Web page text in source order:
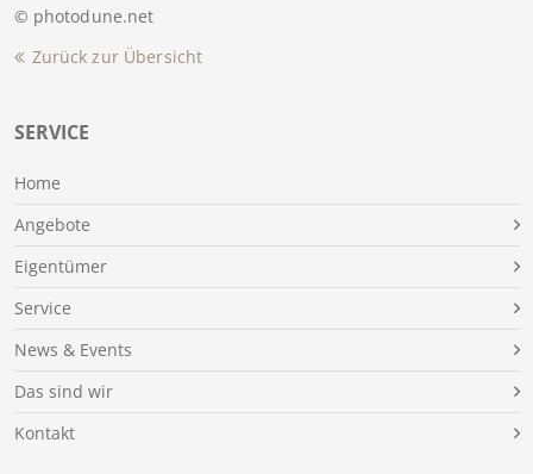
SERVICE
Home
Angebote
Eigentümer
Service
News & Events
Das sind wir
Kontakt
© photodune.net
Zurück zur Übersicht